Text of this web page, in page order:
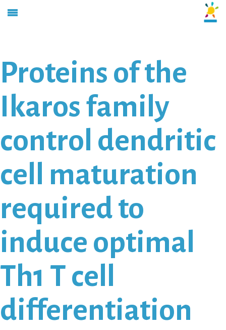
Proteins of the
Ikaros family
control dendritic
cell maturation
required to
induce optimal
Th1 T cell
differentiation